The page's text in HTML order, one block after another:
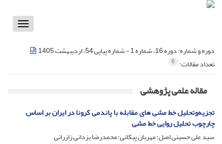
Toggle
دوره و شماره:دوره 16، شماره 1 - شماره پیاپی 54، اردیبهشت 1405
تعداد مقالات: 6
مقاله علمی پژوهشی
تجزیه‌وتحلیل خط مشی های مقابله با پاندمی کرونا در ایران بر اساس
چارچوب تحلیل روایی خط مشی
سید علی حسینی اصل؛ مهربان پیکانی؛ محمدرضا یزدانی زازرانی